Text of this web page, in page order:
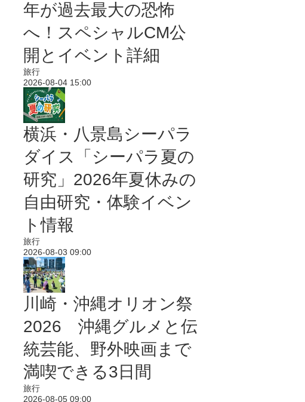
年が過去最大の恐怖
へ！スペシャルCM公
開とイベント詳細
旅行
2026-08-04 15:00
横浜・八景島シーパラ
ダイス「シーパラ夏の
研究」2026年夏休みの
自由研究・体験イベン
ト情報
旅行
2026-08-03 09:00
川崎・沖縄オリオン祭
2026 沖縄グルメと伝
統芸能、野外映画まで
満喫できる3日間
旅行
2026-08-05 09:00